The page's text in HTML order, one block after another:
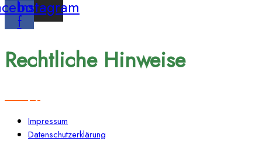
f
Instagram
Rechtliche Hinweise
Impressum
Datenschutzerklärung